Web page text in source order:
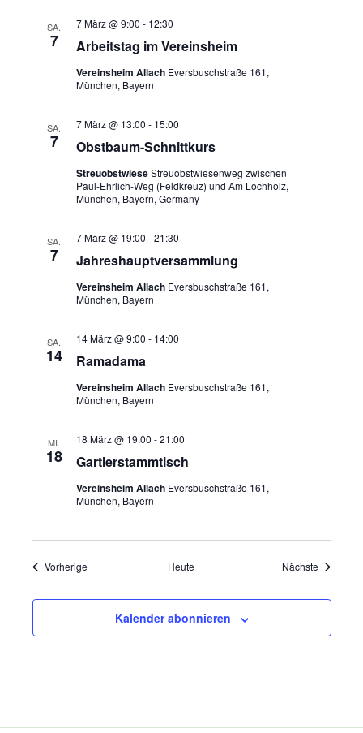
SA.
7 Arbeitstag im Vereinsheim
7 März @ 9:00 - 12:30
Vereinsheim Allach Eversbuschstraße 161,
München, Bayern
SA.
7 Obstbaum-Schnittkurs
7 März @ 13:00 - 15:00
StreuobstwieseStreuobstwiesenweg zwischen
Paul-Ehrlich-Weg (Feldkreuz) und Am Lochholz,
München, Bayern, Germany
SA.
7 Jahreshauptversammlung
7 März @ 19:00 -21:30
Vereinsheim Allach Eversbuschstraße 161,
München, Bayern
SA.
14 Ramadama
14 März @ 9:00 - 14:00
Vereinsheim Allach Eversbuschstraße 161,
München, Bayern
MI.
18 Gartlerstammtisch
18 März @ 19:00 -21:00
Vereinsheim Allach Eversbuschstraße 161,
München, Bayern
VorherigeVeranstaltungen Heute Nächste
Kalender abonnieren